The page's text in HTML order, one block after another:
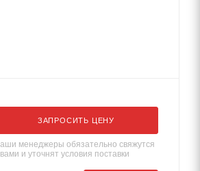
ЗАПРОСИТЬ ЦЕНУ
менеджеры обязательно свяжутся
и уточнят условия поставки